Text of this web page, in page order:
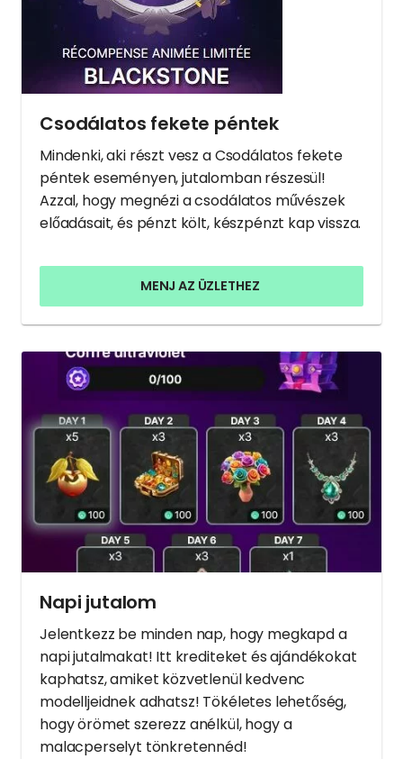
Csodálatos fekete péntek
Mindenki, aki részt vesz a Csodálatos fekete
péntek eseményen, jutalomban részesül!
Azzal, hogy megnézi a csodálatos művészek
előadásait, és pénzt költ, készpénzt kap vissza.
MENJ AZ ÜZLETHEZ
Napi jutalom
Jelentkezz be minden nap, hogy megkapd a
napi jutalmakat! Itt krediteket és ajándékokat
kaphatsz, amiket közvetlenül kedvenc
modelljeidnek adhatsz! Tökéletes lehetőség,
hogy örömet szerezz anélkül, hogy a
malacperselyt tönkretennéd!